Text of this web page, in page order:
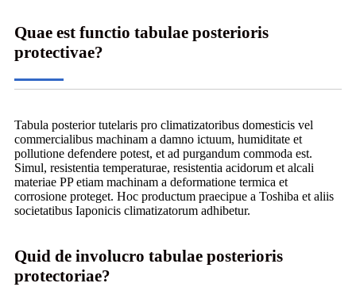
Quae est functio tabulae posterioris
protectivae?
Tabula posterior tutelaris pro climatizatoribus domesticis vel
commercialibus machinam a damno ictuum, humiditate et
pollutione defendere potest, et ad purgandum commoda est.
Simul, resistentia temperaturae, resistentia acidorum et alcali
materiae PP etiam machinam a deformatione termica et
corrosione proteget. Hoc productum praecipue a Toshiba et aliis
societatibus Iaponicis climatizatorum adhibetur.
Quid de involucro tabulae posterioris
protectoriae?